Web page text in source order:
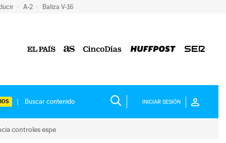
A-2 Baliza V-16
INICIAR SESIÓN
controles espe